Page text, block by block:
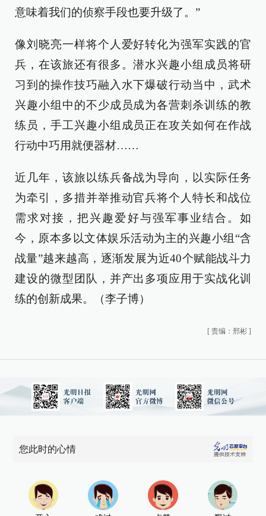
意味着我们的侦察手段也要升级了。”
像刘晓亮一样将个人爱好转化为强军实践的官
兵，在该旅还有很多。潜水兴趣小组成员将研
习到的操作技巧融入水下爆破行动当中，武术
兴趣小组中的不少成员成为各营刺杀训练的教
练员，手工兴趣小组成员正在攻关如何在作战
行动中巧用就便器材……
近几年，该旅以练兵备战为导向，以实际任务
为牵引，多措并举推动官兵将个人特长和战位
需求对接，把兴趣爱好与强军事业结合。如
今，原本多以文体娱乐活动为主的兴趣小组“含
战量”越来越高，逐渐发展为近40个赋能战斗力
建设的微型团队，并产出多项应用于实战化训
练的创新成果。（李子博）
[ 责编：邢彬 ]
您此时的心情